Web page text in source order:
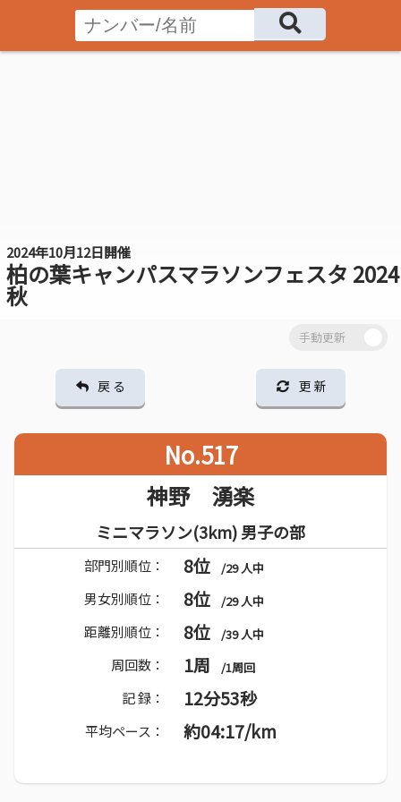
2024年10月12日開催
柏の葉キャンパスマラソンフェスタ 2024
秋
戻 る 更 新
No.517
神野 湧楽
ミニマラソン(3km) 男子の部
部門別順位： 8位 /29 人中
男女別順位： 8位 /29 人中
距離別順位： 8位 /39 人中
周回数： 1周 /1周回
記 録： 12分53秒
平均ペース： 約04:17/km